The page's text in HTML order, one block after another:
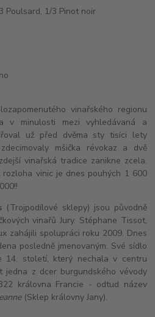
Poulsard, 1/3 Pinot noir
vinařského regionu
v minulosti mezi vyhledávaná a
už před dvěma sty tisíci lety
mšička révokaz a dvě
vinařská tradice zanikne zcela.
vinic je dnes pouhých 1 600
(Trojpodílové sklepy) jsou původně
vinařů Jury. Stéphane Tissot,
zahájili spolupráci roku 2009. Dnes
posledně jmenovaným. Své sídlo
14. století, který nechala v centru
jedna z dcer burgundského vévody
královna Francie - odtud název
(Sklep královny Jany).